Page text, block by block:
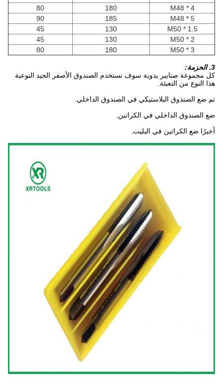
M48 * 4
180
80
M48 * 5
185
90
M50 * 1.5
130
45
M50 * 2
130
45
M50 * 3
180
80
3. الحزمة:
كل مجموعة صنابير يدوية سوف نستخدم الصندوق الأصفر الجيد النوعية
هذا النوع من التعبئة.
ثم ضع الصندوق البلاستيكي في الصندوق الداخلي.
ضع الصندوق الداخلي في الكراتين.
أخيرًا ضع الكراتين في البليت.